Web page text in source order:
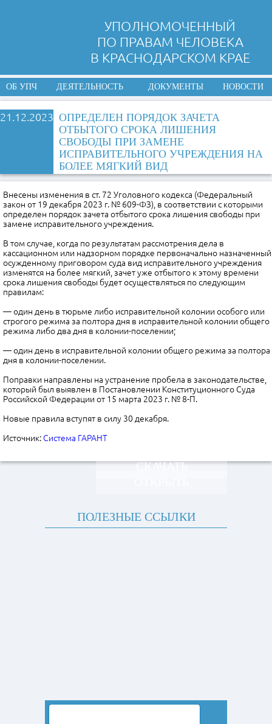
УПОЛНОМОЧЕННЫЙ
ПО ПРАВАМ ЧЕЛОВЕКА
В КРАСНОДАРСКОМ КРАЕ
ОБ УПЧ ДЕЯТЕЛЬНОСТЬ ДОКУМЕНТЫ НОВОСТИ
21.12.2023 ОПРЕДЕЛЕН ПОРЯДОК ЗАЧЕТА
ОТБЫТОГО СРОКА ЛИШЕНИЯ
СВОБОДЫ ПРИ ЗАМЕНЕ
ИСПРАВИТЕЛЬНОГО УЧРЕЖДЕНИЯ НА
БОЛЕЕ МЯГКИЙ ВИД
Внесены изменения в ст. 72 Уголовного кодекса (Федеральный
закон от 19 декабря 2023 г. № 609-ФЗ), в соответствии с которыми
определен порядок зачета отбытого срока лишения свободы при
замене исправительного учреждения.
В том случае, когда по результатам рассмотрения дела в
кассационном или надзорном порядке первоначально назначенный
осужденному приговором суда вид исправительного учреждения
изменятся на более мягкий, зачет уже отбытого к этому времени
срока лишения свободы будет осуществляться по следующим
правилам:
— один день в тюрьме либо исправительной колонии особого или
строгого режима за полтора дня в исправительной колонии общего
режима либо два дня в колонии-поселении;
— один день в исправительной колонии общего режима за полтора
дня в колонии-поселении.
Поправки направлены на устранение пробела в законодательстве,
который был выявлен в Постановлении Конституционного Суда
Российской Федерации от 15 марта 2023 г. № 8-П.
Новые правила вступят в силу 30 декабря.
Источник: Система ГАРАНТ
СКАЧАТЬ
ПОЛЕЗНЫЕ ССЫЛКИ